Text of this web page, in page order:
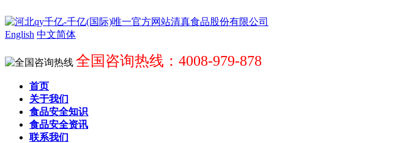
English 中文简体
全国咨询热线：4008-979-878
首页
关于我们
食品安全知识
食品安全资讯
联系我们